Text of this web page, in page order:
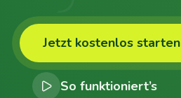
Jetzt kostenlos starten
So funktioniert’s